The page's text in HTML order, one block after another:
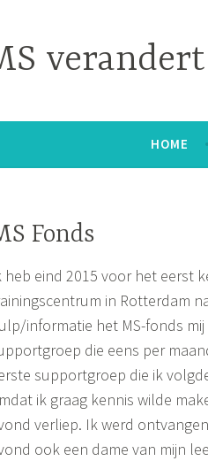
HOME
Fonds
heb eind 2015 voor het eerst
in Rotterdam
informatie het MS-fonds
die eens per
supportgroep die ik
ik graag kennis wilde
verliep. Ik werd
ook een dame van mijn